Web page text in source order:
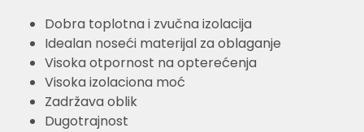
Dobra toplotna i zvučna izolacija
Idealan noseći materijal za oblaganje
Visoka otpornost na opterećenja
Visoka izolaciona moć
Zadržava oblik
Dugotrajnost